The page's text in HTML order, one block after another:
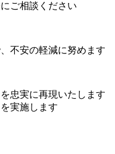
ご相談ください
不安の軽減に努めます
忠実に再現いたします
実施します